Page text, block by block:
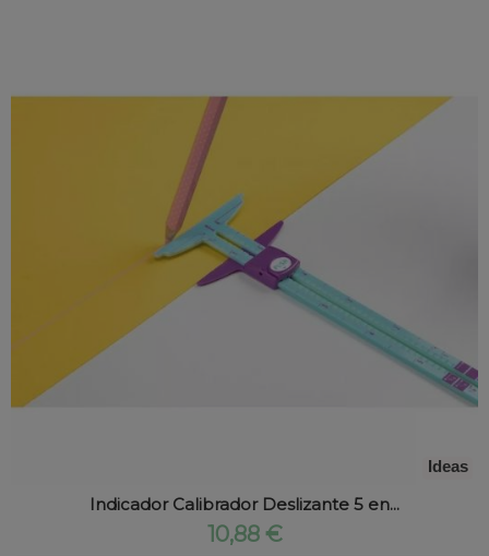
Ideas
Indicador Calibrador Deslizante 5 en...
10,88 €